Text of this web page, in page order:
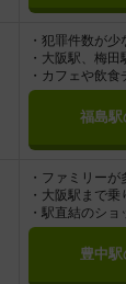
・犯罪件数が
・大阪駅、梅
・カフェや飲
福島駅
・ファミリー
・大阪駅まで
・駅直結のシ
豊中